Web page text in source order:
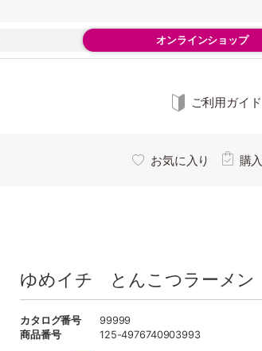
オンラインショップ
ご利用ガイド
お気に入り 購
ゆめイチ とんこつラーメ
カタログ番号
99999
商品番号
125-4976740903993